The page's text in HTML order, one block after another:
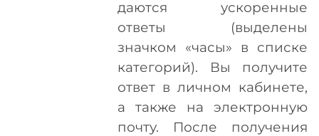
даются ускоренные
ответы (выделены
значком «часы» в списке
категорий). Вы получите
ответ в личном кабинете,
а также на электронную
почту. После получения